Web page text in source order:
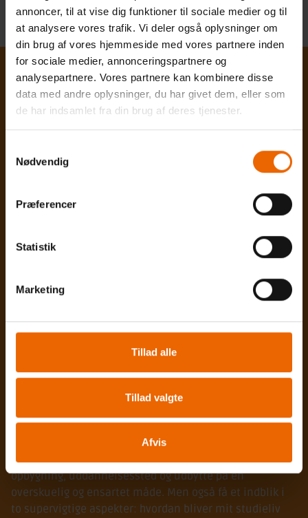
annoncer, til at vise dig funktioner til sociale medier og til
at analysere vores trafik. Vi deler også oplysninger om
din brug af vores hjemmeside med vores partnere inden
for sociale medier, annonceringspartnere og
analysepartnere. Vores partnere kan kombinere disse
data med andre oplysninger, du har givet dem, eller som
de har indsamlet fra din brug af deres tjenester.
Nødvendig
Præferencer
Statistik
Marketing
Tillad alle
Tillad valgte
Afvis
TANKERNE BAG
WEBLØSNINGEN
ungdommelig og livsglad stil og tone. Vi fokuserede på,
at forsiden skulle være en indbydende og overskuelig
noget at ”gå på opdagelse i”.
hvad EAMV er og kan tilbyde, mens de målrettede kan
finde vej via megamenuen, som gør det let at få adgang
til en oversigt over studieretninger samt en ”guide til
uddannelsesvalg”.
historier og udtalelser fra nuværende studerende på
tværs af uddannelserne, som den besøgende kunne
spejle sig i.
Derudover skulle den besøgende med få klik få
præsenteret det valgte studieindhold, varighed,
opbygning, uddannelsessted og udbytte på en
overskuelig og ensartet måde. Men også få et indblik i
to supervigtige aspekter: hvordan bliver mit studieliv